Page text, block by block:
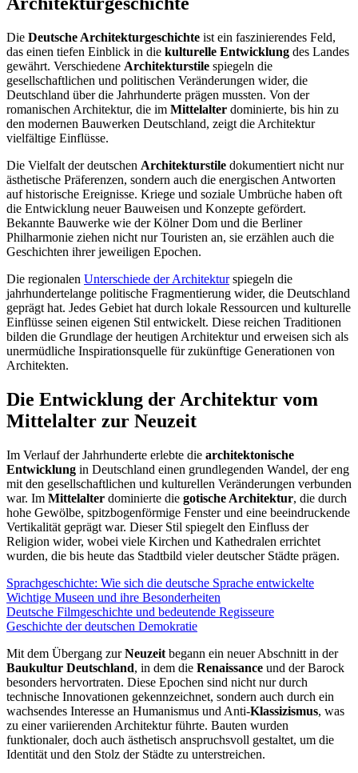
Die Deutsche Architekturgeschichte ist ein faszinierendes Feld,
das einen tiefen Einblick in die kulturelle Entwicklung des Landes
gewährt. Verschiedene Architekturstile spiegeln die
gesellschaftlichen und politischen Veränderungen wider, die
Deutschland über die Jahrhunderte prägen mussten. Von der
romanischen Architektur, die im Mittelalter dominierte, bis hin zu
den modernen Bauwerken Deutschland, zeigt die Architektur
vielfältige Einflüsse.
Die Vielfalt der deutschen Architekturstile dokumentiert nicht nur
ästhetische Präferenzen, sondern auch die energischen Antworten
auf historische Ereignisse. Kriege und soziale Umbrüche haben oft
die Entwicklung neuer Bauweisen und Konzepte gefördert.
Bekannte Bauwerke wie der Kölner Dom und die Berliner
Philharmonie ziehen nicht nur Touristen an, sie erzählen auch die
Geschichten ihrer jeweiligen Epochen.
Die regionalen Unterschiede der Architekturspiegeln die
jahrhundertelange politische Fragmentierung wider, die Deutschland
geprägt hat. Jedes Gebiet hat durch lokale Ressourcen und kulturelle
Einflüsse seinen eigenen Stil entwickelt. Diese reichen Traditionen
bilden die Grundlage der heutigen Architektur und erweisen sich als
unermüdliche Inspirationsquelle für zukünftige Generationen von
Architekten.
Die Entwicklung der Architektur vom
Mittelalter zur Neuzeit
Im Verlauf der Jahrhunderte erlebte die architektonische
Entwicklung in Deutschland einen grundlegenden Wandel, der eng
mit den gesellschaftlichen und kulturellen Veränderungen verbunden
war. Im Mittelalter dominierte die gotische Architektur, die durch
hohe Gewölbe, spitzbogenförmige Fenster und eine beeindruckende
Vertikalität geprägt war. Dieser Stil spiegelt den Einfluss der
Religion wider, wobei viele Kirchen und Kathedralen errichtet
wurden, die bis heute das Stadtbild vieler deutscher Städte prägen.
Sprachgeschichte: Wie sich die deutsche Sprache entwickelte
Wichtige Museen und ihre Besonderheiten
Deutsche Filmgeschichte und bedeutende Regisseure
Geschichte der deutschen Demokratie
Mit dem Übergang zurNeuzeit begann ein neuer Abschnitt in der
Baukultur Deutschland, in dem die Renaissance und der Barock
besonders hervortraten. Diese Epochen sind nicht nur durch
technische Innovationen gekennzeichnet, sondern auch durch ein
wachsendes Interesse an Humanismus und Anti-Klassizismus, was
zu einer variierenden Architektur führte. Bauten wurden
funktionaler, doch auch ästhetisch anspruchsvoll gestaltet, um die
Identität und den Stolz der Städte zu unterstreichen.